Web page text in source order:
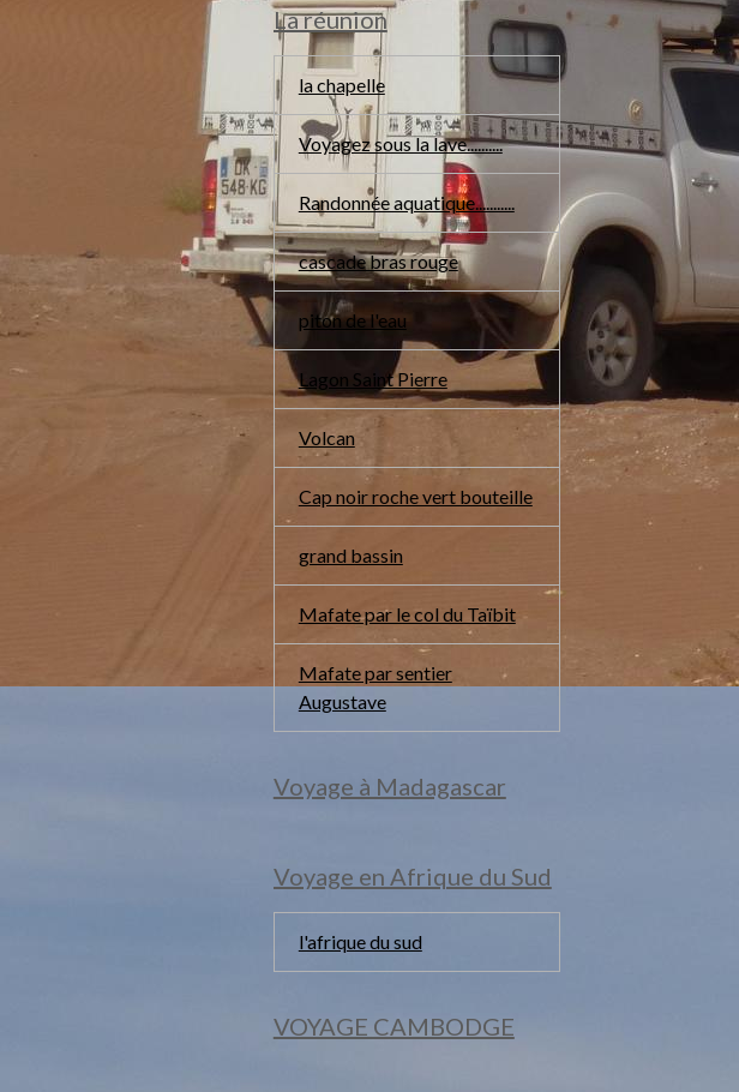
La réunion
la chapelle
Voyagez sous la lave..........
Randonnée aquatique...........
cascade bras rouge
piton de l'eau
Lagon Saint Pierre
Volcan
Cap noir roche vert bouteille
grand bassin
Mafate par le col du Taïbit
Mafate par sentier
Augustave
Voyage à Madagascar
Voyage en Afrique du Sud
l'afrique du sud
VOYAGE CAMBODGE